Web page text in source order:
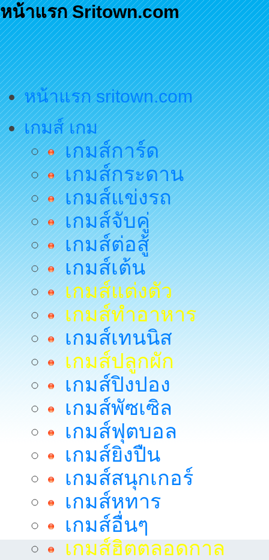
หน้าแรก Sritown.com
หน้าแรก sritown.com
เกมส์ เกม
เกมส์การ์ด
เกมส์กระดาน
เกมส์แข่งรถ
เกมส์จับคู่
เกมส์ต่อสู้
เกมส์เต้น
เกมส์แต่งตัว
เกมส์ทำอาหาร
เกมส์เทนนิส
เกมส์ปลูกผัก
เกมส์ปิงปอง
เกมส์พัซเซิล
เกมส์ฟุตบอล
เกมส์ยิงปืน
เกมส์สนุกเกอร์
เกมส์หทาร
เกมส์อื่นๆ
เกมส์ฮิตตลอดกาล